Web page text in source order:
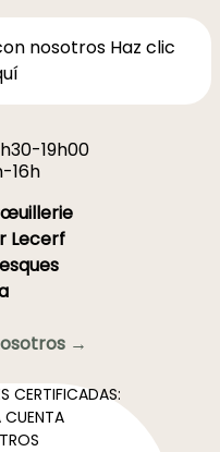
nosotros Haz clic
19h00
16h
Lecerf
→
CERTIFICADAS:
CUENTA